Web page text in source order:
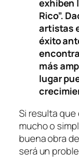
exhiben
Rico”.
artistas
éxito
más
lugar
Si resulta
mucho o
buena obra
será un